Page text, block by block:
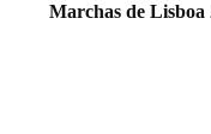
Marchas de Lisboa